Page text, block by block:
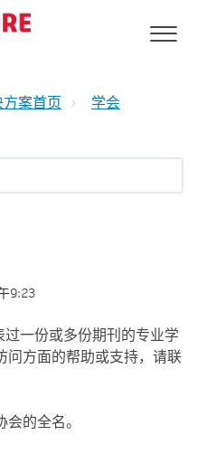
案首页
学会
9:23
一份或多份期刊的专业学
问方面的帮助或支持，请联
的全名。